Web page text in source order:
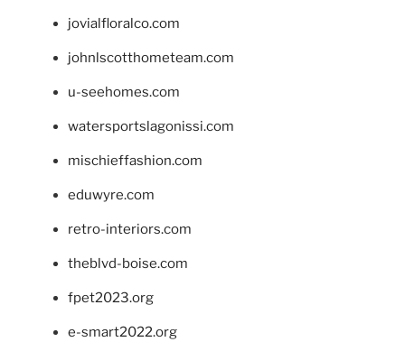
jovialfloralco.com
johnlscotthometeam.com
u-seehomes.com
watersportslagonissi.com
mischieffashion.com
eduwyre.com
retro-interiors.com
theblvd-boise.com
fpet2023.org
e-smart2022.org